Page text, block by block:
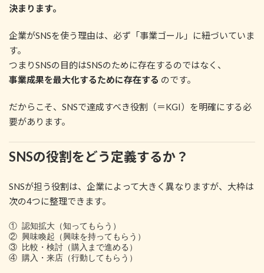
決まります。
企業がSNSを使う理由は、必ず「事業ゴール」に紐づいていま
す。
つまりSNSの目的はSNSのために存在するのではなく、
事業成果を最大化するために存在する のです。
だからこそ、SNSで達成すべき役割（＝KGI）を明確にする必
要があります。
SNSの役割をどう定義するか？
SNSが担う役割は、企業によって大きく異なりますが、大枠は
次の4つに整理できます。
① 認知拡大（知ってもらう）
② 興味喚起（興味を持ってもらう）
③ 比較・検討（購入まで進める）